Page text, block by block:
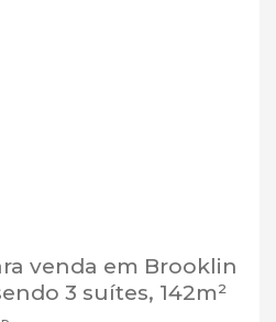
venda em Brooklin
3 suítes, 142m²